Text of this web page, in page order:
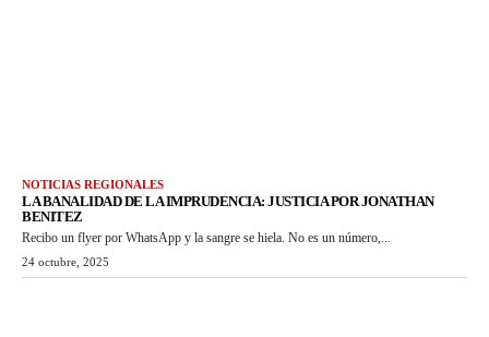
NOTICIAS REGIONALES
LA BANALIDAD DE LA IMPRUDENCIA: JUSTICIA POR JONATHAN
BENITEZ
Recibo un flyer por WhatsApp y la sangre se hiela. No es un número,...
24 octubre, 2025